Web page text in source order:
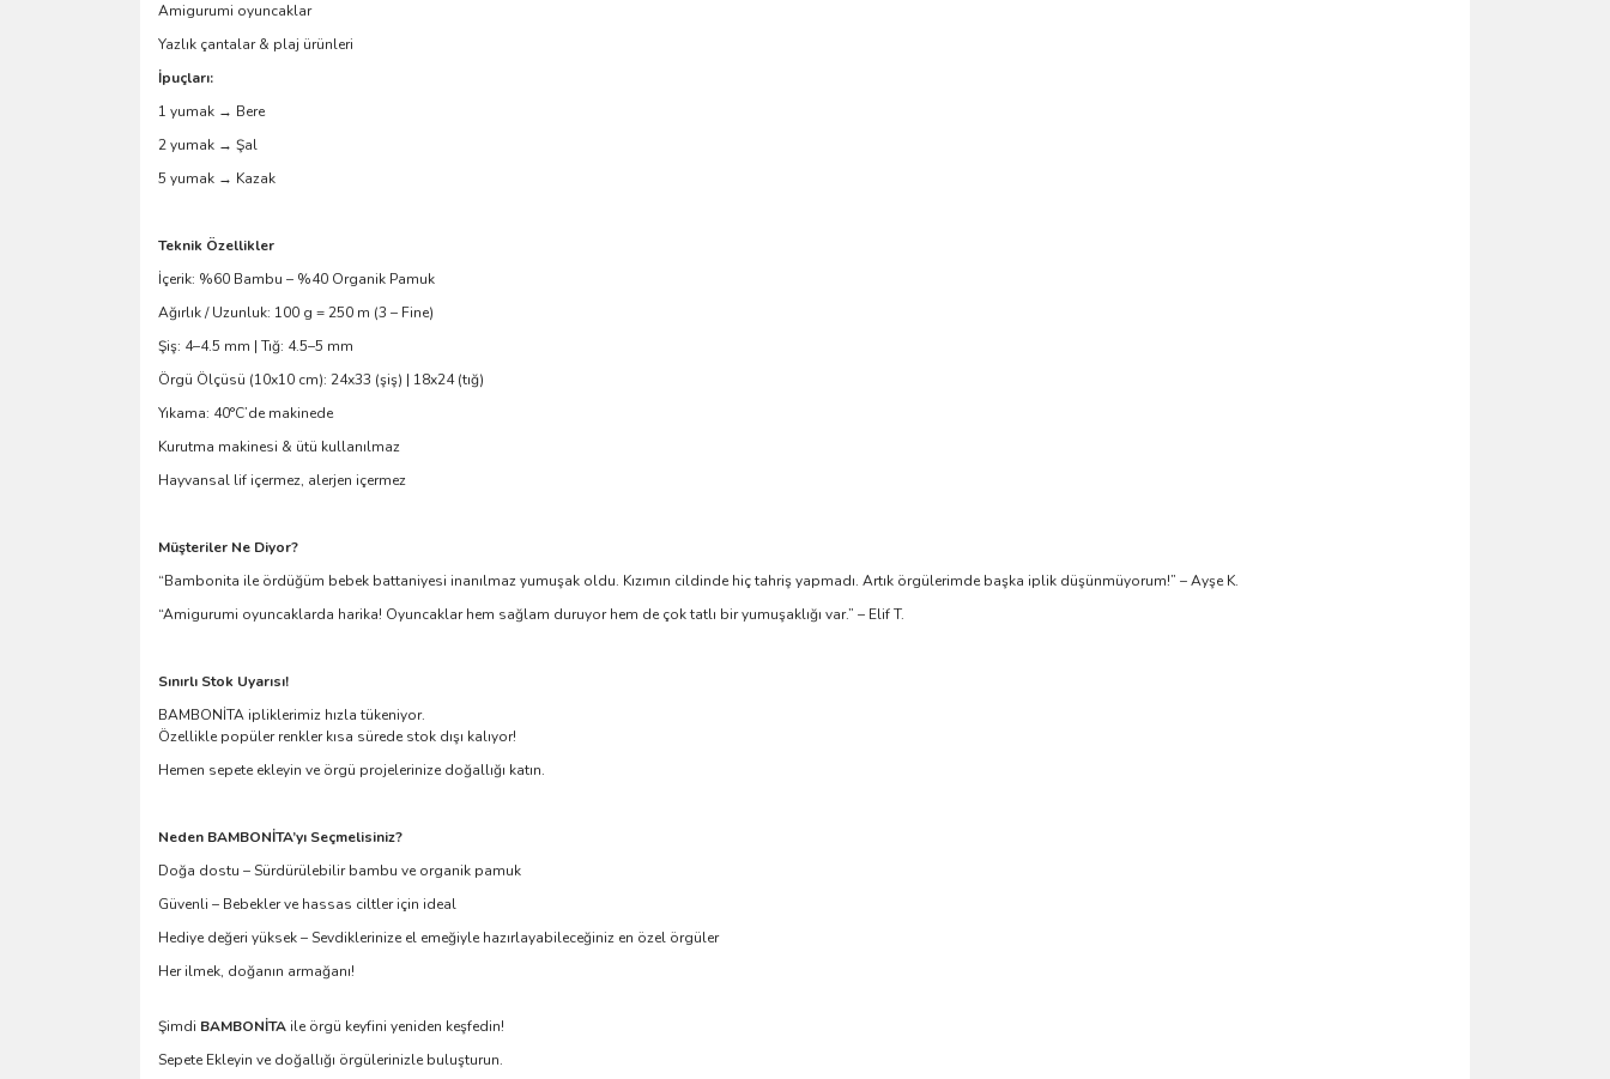
Amigurumi oyuncaklar
Yazlık çantalar & plaj ürünleri
İpuçları:
1 yumak → Bere
2 yumak → Şal
5 yumak → Kazak
Teknik Özellikler
İçerik: %60 Bambu – %40 Organik Pamuk
Ağırlık / Uzunluk: 100 g = 250 m (3 – Fine)
Şiş: 4–4.5 mm | Tığ: 4.5–5 mm
Örgü Ölçüsü (10x10 cm): 24x33 (şiş) | 18x24 (tığ)
Yıkama: 40°C’de makinede
Kurutma makinesi & ütü kullanılmaz
Hayvansal lif içermez, alerjen içermez
Müşteriler Ne Diyor?
“Bambonita ile ördüğüm bebek battaniyesi inanılmaz yumuşak oldu. Kızımın cildinde hiç tahriş yapmadı. Artık örgülerimde başka iplik düşünmüyorum!” – Ayşe K.
“Amigurumi oyuncaklarda harika! Oyuncaklar hem sağlam duruyor hem de çok tatlı bir yumuşaklığı var.” – Elif T.
Sınırlı Stok Uyarısı!
BAMBONİTA ipliklerimiz hızla tükeniyor.
Özellikle popüler renkler kısa sürede stok dışı kalıyor!
Hemen sepete ekleyin ve örgü projelerinize doğallığı katın.
Neden BAMBONİTA’yı Seçmelisiniz?
Doğa dostu – Sürdürülebilir bambu ve organik pamuk
Güvenli – Bebekler ve hassas ciltler için ideal
Hediye değeri yüksek – Sevdiklerinize el emeğiyle hazırlayabileceğiniz en özel örgüler
Her ilmek, doğanın armağanı!
Şimdi BAMBONİTA ile örgü keyfini yeniden keşfedin!
Sepete Ekleyin ve doğallığı örgülerinizle buluşturun.